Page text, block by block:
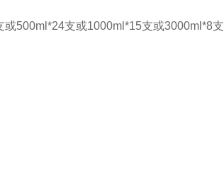
500ml*24支或1000ml*15支或3000ml*8支